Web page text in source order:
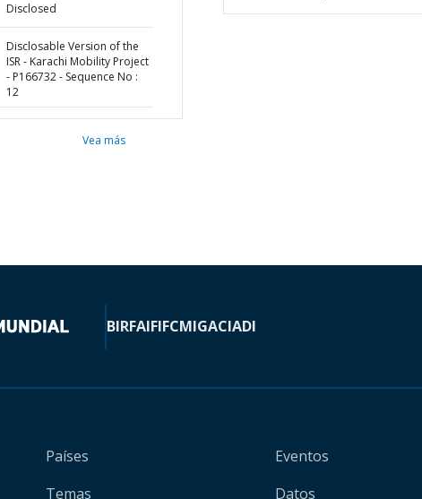
Disclosed
Disclosable Version of the
ISR - Karachi Mobility Project
- P166732 - Sequence No :
12
Vea más
BIRFAIFIFCMIGACIADI
Países
Temas
Eventos
Datos